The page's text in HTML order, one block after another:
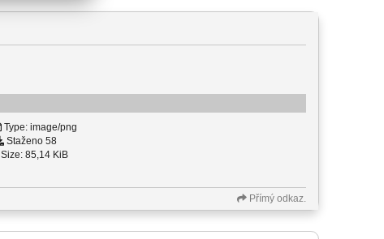
Type: image/png
Staženo 58
Size: 85,14 KiB
Přímý odkaz.